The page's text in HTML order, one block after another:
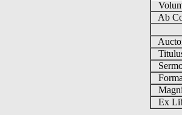
Ab
Forma
Ex